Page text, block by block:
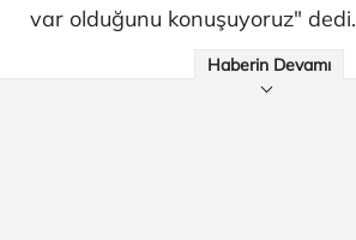
var olduğunu konuşuyoruz" dedi.
Haberin Devamı